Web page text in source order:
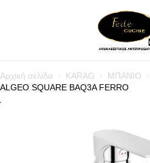
Αρχική σελίδα KARAG ΜΠΑΝΙΟ
ALGEO SQUARE BAQ3A FERRO